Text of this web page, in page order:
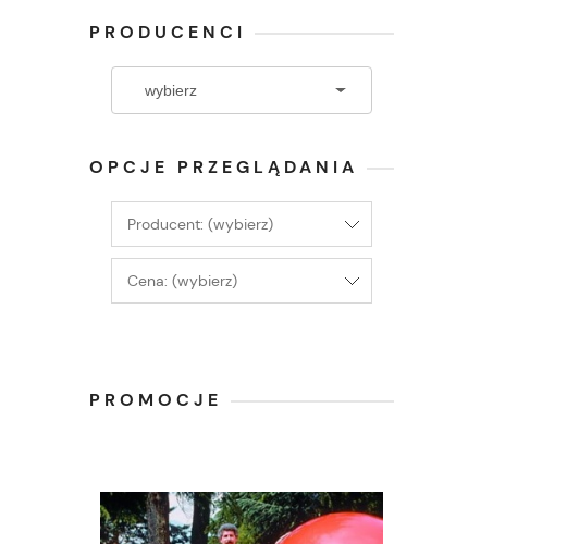
PRODUCENCI
OPCJE PRZEGLĄDANIA
Producent: (wybierz)
Cena: (wybierz)
PROMOCJE